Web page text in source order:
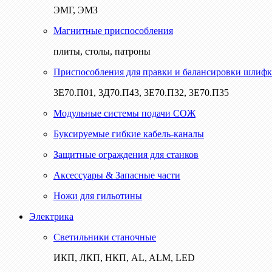
ЭМГ, ЭМЗ
Магнитные приспособления
плиты, столы, патроны
Приспособления для правки и балансировки
3Е70.П01, 3Д70.П43, 3Е70.П32, 3Е70.П35
Модульные системы подачи СОЖ
Буксируемые гибкие кабель-каналы
Защитные ограждения для станков
Аксессуары & Запасные части
Ножи для гильотины
Электрика
Светильники станочные
ИКП, ЛКП, НКП, AL, ALM, LED